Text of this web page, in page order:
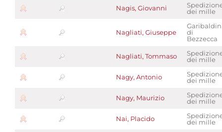
Nagis, Giovanni
dei mille
Nagliati, Giuseppe
di
Bezzecca
Nagliati, Tommaso
dei mille
Nagy, Antonio
dei mille
Nagy, Maurizio
dei mille
Nai, Placido
dei mille